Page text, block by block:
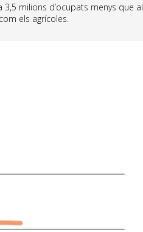
milions d’ocupats menys que al
els agrícoles.